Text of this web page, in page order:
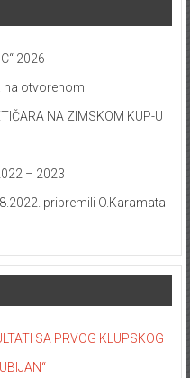
2026
na otvorenom
NA ZIMSKOM KUP-U
– 2023
pripremili O.Karamata
SA PRVOG KLUPSKOG